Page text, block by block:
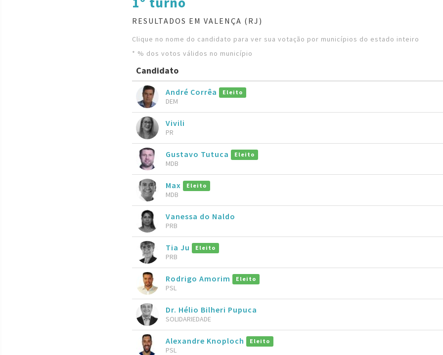
RESULTADOS EM VALENÇA (RJ)
Clique no nome do candidato para ver sua votação por municípios do estado inteiro
* % dos votos válidos no município
Candidato
André Corrêa Eleito
DEM
Vivili
PR
Gustavo Tutuca Eleito
MDB
Max Eleito
MDB
Vanessa do Naldo
PRB
Tia Ju Eleito
PRB
Rodrigo Amorim Eleito
PSL
Dr. Hélio Bilheri Pupuca
SOLIDARIEDADE
Alexandre Knoploch Eleito
PSL